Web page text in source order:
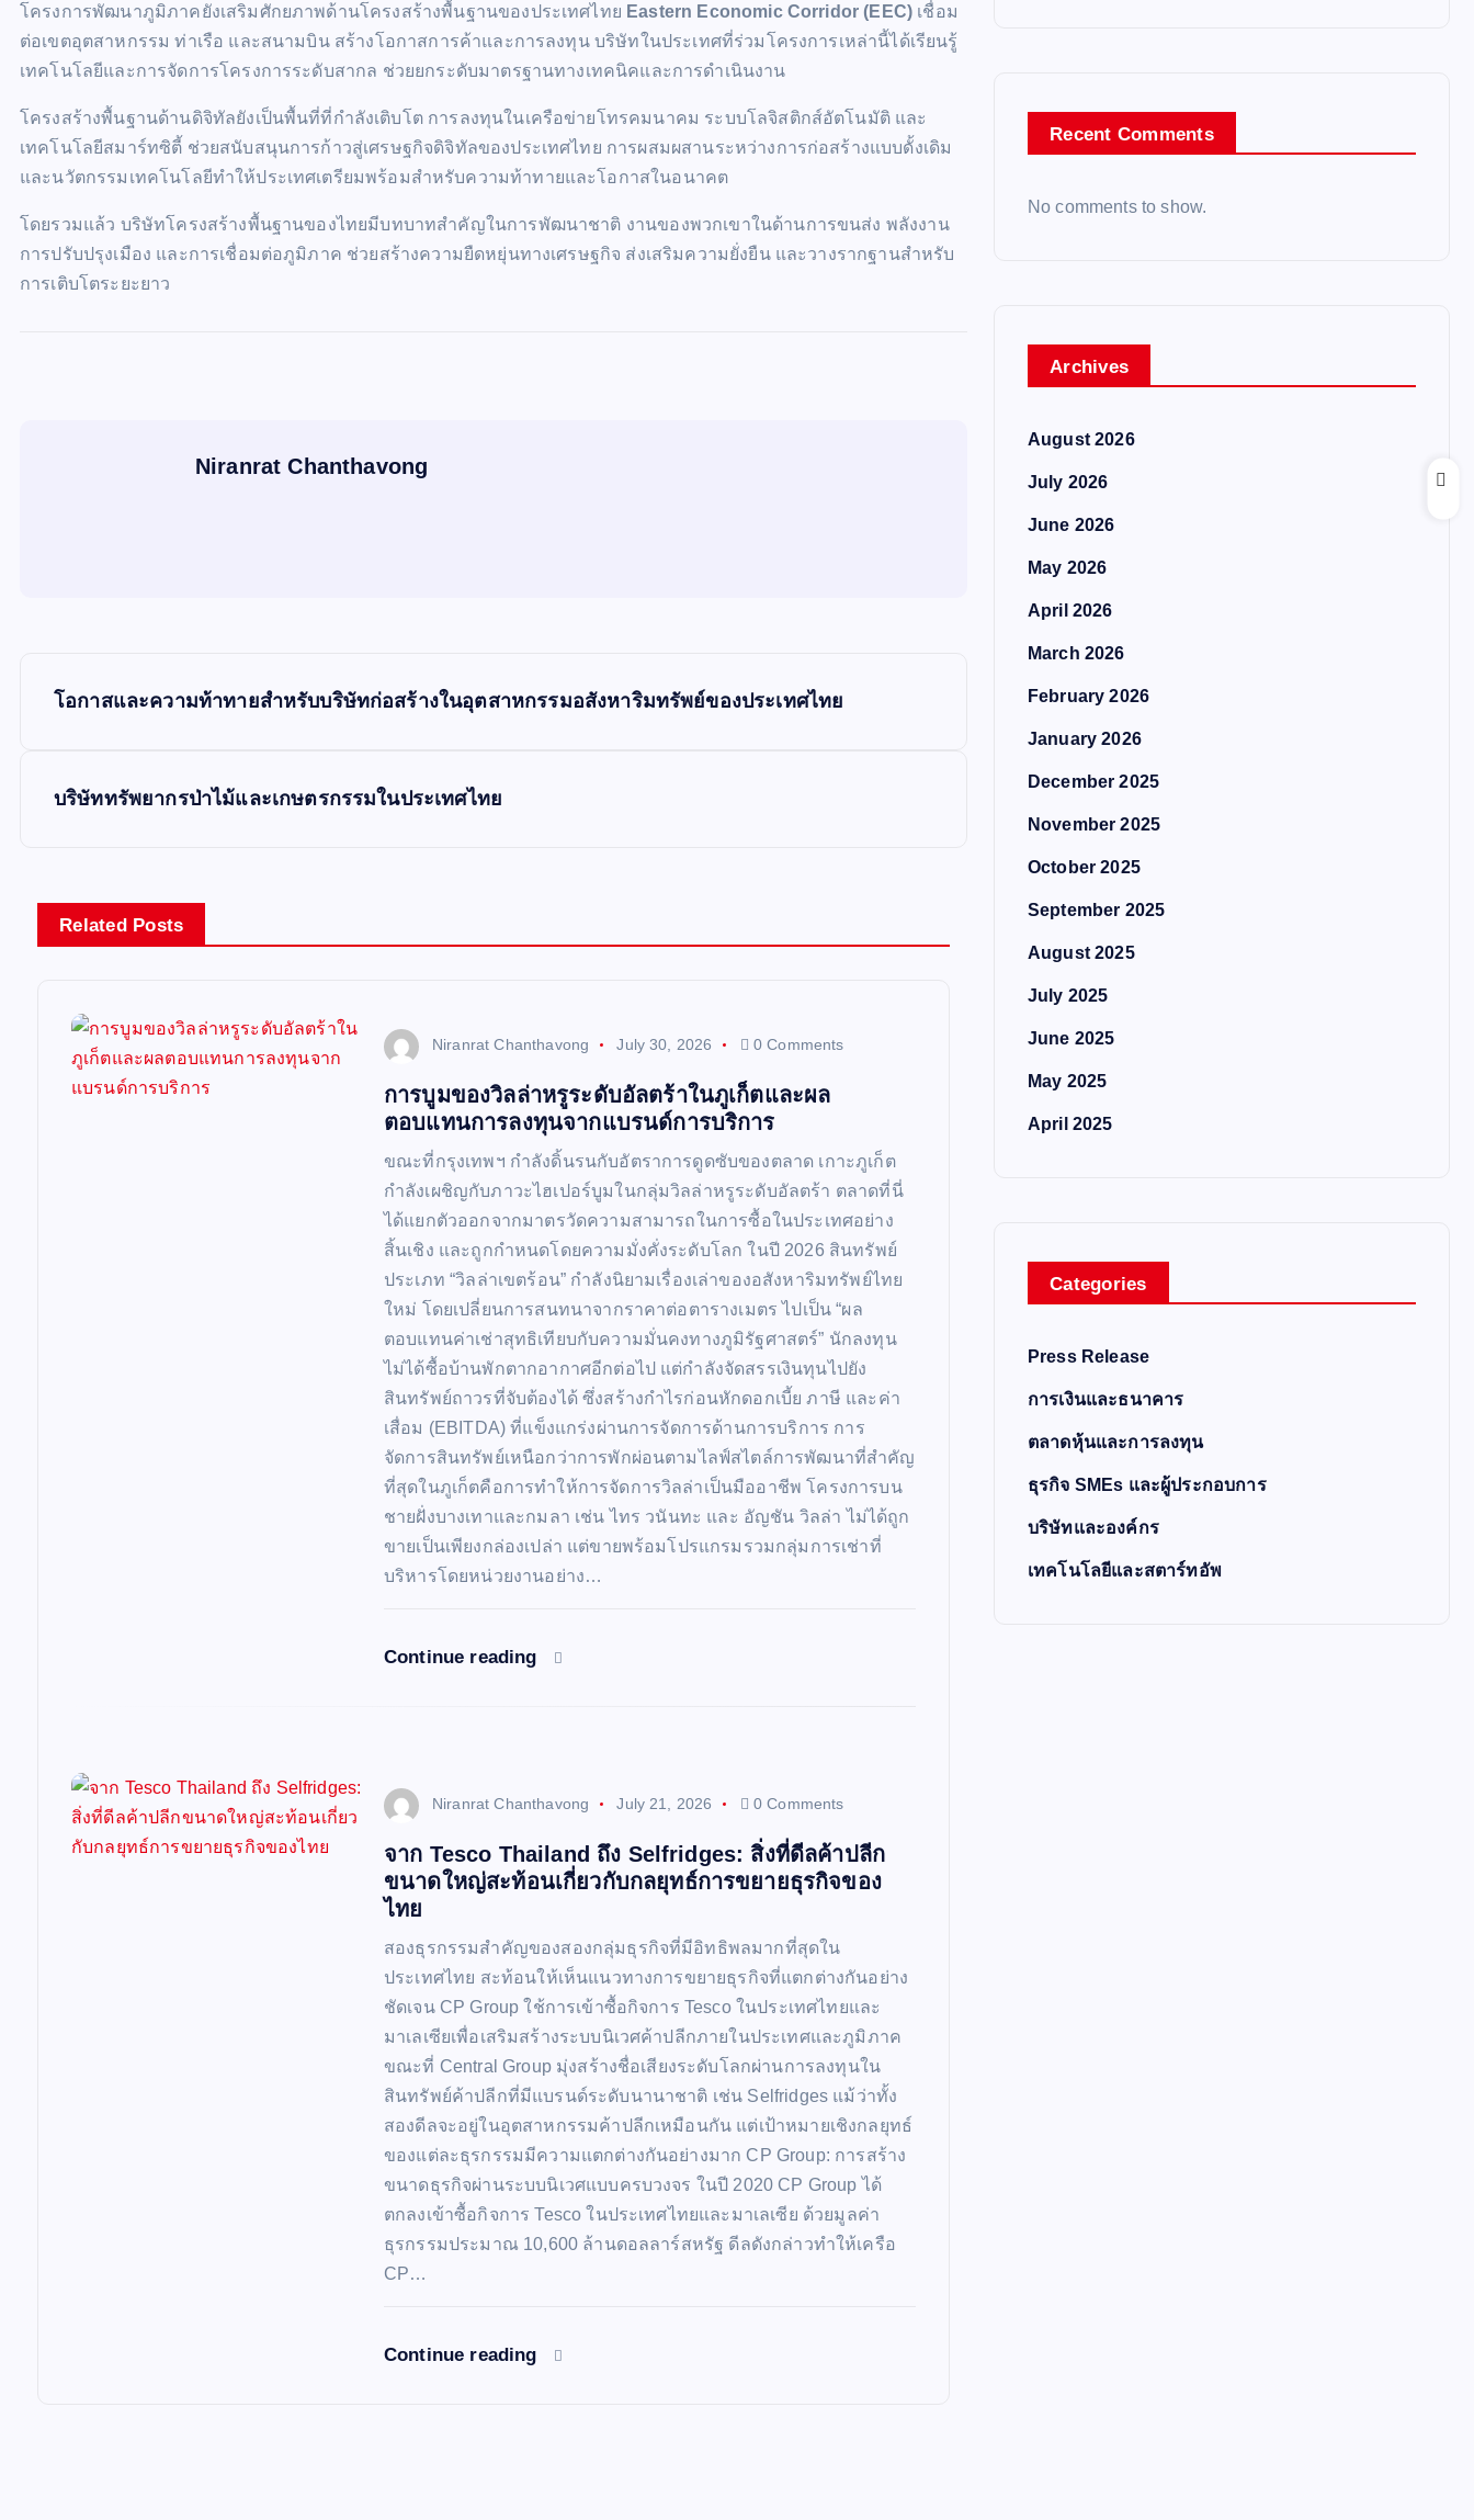
โครงการพัฒนาภูมิภาคยังเสริมศักยภาพด้านโครงสร้างพื้นฐานของประเทศไทย Eastern Economic Corridor (EEC) เชื่อม
ต่อเขตอุตสาหกรรม ท่าเรือ และสนามบิน สร้างโอกาสการค้าและการลงทุน บริษัทในประเทศที่ร่วมโครงการเหล่านี้ได้เรียนรู้
เทคโนโลยีและการจัดการโครงการระดับสากล ช่วยยกระดับมาตรฐานทางเทคนิคและการดำเนินงาน
โครงสร้างพื้นฐานด้านดิจิทัลยังเป็นพื้นที่ที่กำลังเติบโต การลงทุนในเครือข่ายโทรคมนาคม ระบบโลจิสติกส์อัตโนมัติ และ
เทคโนโลยีสมาร์ทซิตี้ ช่วยสนับสนุนการก้าวสู่เศรษฐกิจดิจิทัลของประเทศไทย การผสมผสานระหว่างการก่อสร้างแบบดั้งเดิม
และนวัตกรรมเทคโนโลยีทำให้ประเทศเตรียมพร้อมสำหรับความท้าทายและโอกาสในอนาคต
โดยรวมแล้ว บริษัทโครงสร้างพื้นฐานของไทยมีบทบาทสำคัญในการพัฒนาชาติ งานของพวกเขาในด้านการขนส่ง พลังงาน
การปรับปรุงเมือง และการเชื่อมต่อภูมิภาค ช่วยสร้างความยืดหยุ่นทางเศรษฐกิจ ส่งเสริมความยั่งยืน และวางรากฐานสำหรับ
การเติบโตระยะยาว
Niranrat Chanthavong
โอกาสและความท้าทายสำหรับบริษัทก่อสร้างในอุตสาหกรรมอสังหาริมทรัพย์ของประเทศไทย
บริษัททรัพยากรป่าไม้และเกษตรกรรมในประเทศไทย
Related Posts
Niranrat Chanthavong July 30, 2026 0 Comments
การบูมของวิลล่าหรูระดับอัลตร้าในภูเก็ตและผล
ตอบแทนการลงทุนจากแบรนด์การบริการ
ขณะที่กรุงเทพฯ กำลังดิ้นรนกับอัตราการดูดซับของตลาด เกาะภูเก็ต
กำลังเผชิญกับภาวะไฮเปอร์บูมในกลุ่มวิลล่าหรูระดับอัลตร้า ตลาดที่นี่
ได้แยกตัวออกจากมาตรวัดความสามารถในการซื้อในประเทศอย่าง
สิ้นเชิง และถูกกำหนดโดยความมั่งคั่งระดับโลก ในปี 2026 สินทรัพย์
ประเภท “วิลล่าเขตร้อน” กำลังนิยามเรื่องเล่าของอสังหาริมทรัพย์ไทย
ใหม่ โดยเปลี่ยนการสนทนาจากราคาต่อตารางเมตร ไปเป็น “ผล
ตอบแทนค่าเช่าสุทธิเทียบกับความมั่นคงทางภูมิรัฐศาสตร์” นักลงทุน
ไม่ได้ซื้อบ้านพักตากอากาศอีกต่อไป แต่กำลังจัดสรรเงินทุนไปยัง
สินทรัพย์ถาวรที่จับต้องได้ ซึ่งสร้างกำไรก่อนหักดอกเบี้ย ภาษี และค่า
เสื่อม (EBITDA) ที่แข็งแกร่งผ่านการจัดการด้านการบริการ การ
จัดการสินทรัพย์เหนือกว่าการพักผ่อนตามไลฟ์สไตล์การพัฒนาที่สำคัญ
ที่สุดในภูเก็ตคือการทำให้การจัดการวิลล่าเป็นมืออาชีพ โครงการบน
ชายฝั่งบางเทาและกมลา เช่น ไทร วนันทะ และ อัญชัน วิลล่า ไม่ได้ถูก
ขายเป็นเพียงกล่องเปล่า แต่ขายพร้อมโปรแกรมรวมกลุ่มการเช่าที่
บริหารโดยหน่วยงานอย่าง…
Continue reading
Niranrat Chanthavong July 21, 2026 0 Comments
จาก Tesco Thailand ถึง Selfridges: สิ่งที่ดีลค้าปลีก
ขนาดใหญ่สะท้อนเกี่ยวกับกลยุทธ์การขยายธุรกิจของ
ไทย
สองธุรกรรมสำคัญของสองกลุ่มธุรกิจที่มีอิทธิพลมากที่สุดใน
ประเทศไทย สะท้อนให้เห็นแนวทางการขยายธุรกิจที่แตกต่างกันอย่าง
ชัดเจน CP Group ใช้การเข้าซื้อกิจการ Tesco ในประเทศไทยและ
มาเลเซียเพื่อเสริมสร้างระบบนิเวศค้าปลีกภายในประเทศและภูมิภาค
ขณะที่ Central Group มุ่งสร้างชื่อเสียงระดับโลกผ่านการลงทุนใน
สินทรัพย์ค้าปลีกที่มีแบรนด์ระดับนานาชาติ เช่น Selfridges แม้ว่าทั้ง
สองดีลจะอยู่ในอุตสาหกรรมค้าปลีกเหมือนกัน แต่เป้าหมายเชิงกลยุทธ์
ของแต่ละธุรกรรมมีความแตกต่างกันอย่างมาก CP Group: การสร้าง
ขนาดธุรกิจผ่านระบบนิเวศแบบครบวงจร ในปี 2020 CP Group ได้
ตกลงเข้าซื้อกิจการ Tesco ในประเทศไทยและมาเลเซีย ด้วยมูลค่า
ธุรกรรมประมาณ 10,600 ล้านดอลลาร์สหรัฐ ดีลดังกล่าวทำให้เครือ
CP…
Continue reading
Recent Comments
No comments to show.
Archives
August 2026
July 2026
June 2026
May 2026
April 2026
March 2026
February 2026
January 2026
December 2025
November 2025
October 2025
September 2025
August 2025
July 2025
June 2025
May 2025
April 2025
Categories
Press Release
การเงินและธนาคาร
ตลาดหุ้นและการลงทุน
ธุรกิจ SMEs และผู้ประกอบการ
บริษัทและองค์กร
เทคโนโลยีและสตาร์ทอัพ